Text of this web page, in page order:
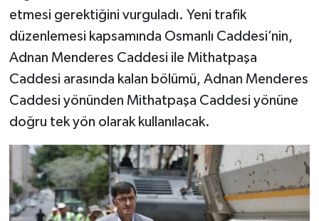
etmesi gerektiğini vurguladı. Yeni trafik
düzenlemesi kapsamında Osmanlı Caddesi’nin,
Adnan Menderes Caddesi ile Mithatpaşa
Caddesi arasında kalan bölümü, Adnan Menderes
Caddesi yönünden Mithatpaşa Caddesi yönüne
doğru tek yön olarak kullanılacak.